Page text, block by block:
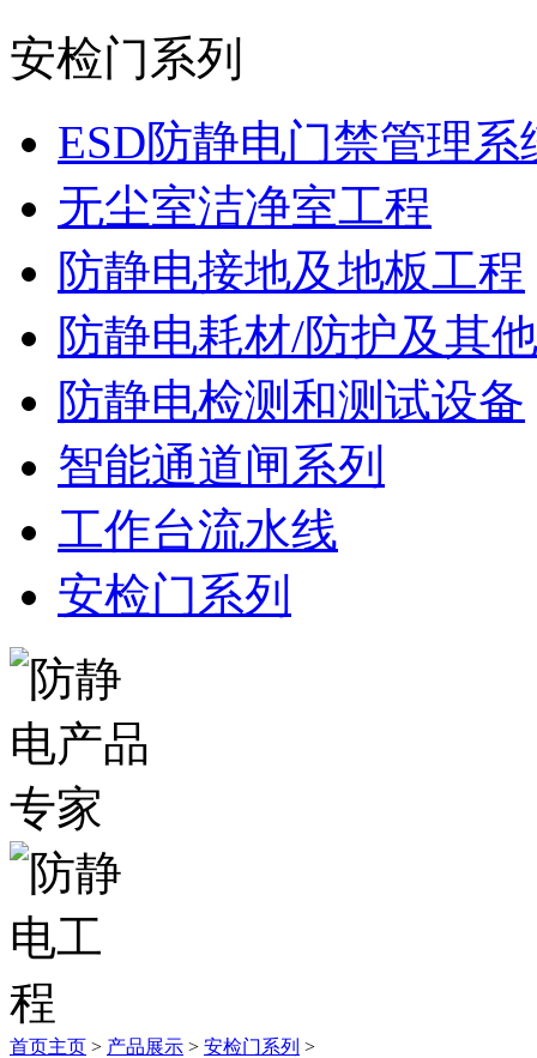
安检门系列
ESD防静电门禁管理系
无尘室洁净室工程
防静电接地及地板工程
防静电耗材/防护及其他
防静电检测和测试设备
智能通道闸系列
工作台流水线
安检门系列
首页主页 > 产品展示 > 安检门系列 >